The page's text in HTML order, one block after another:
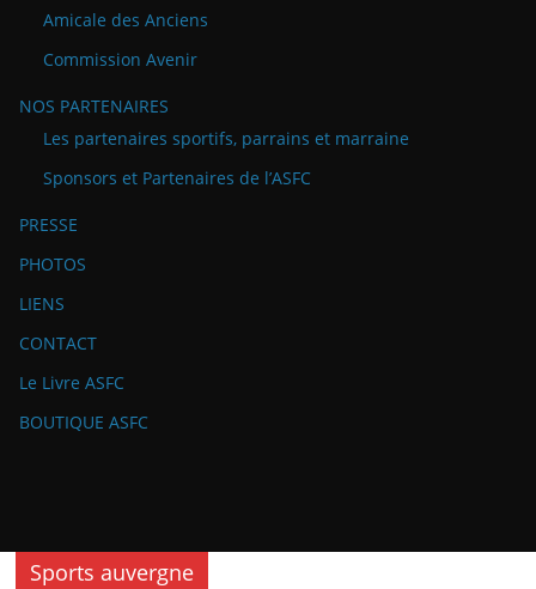
Amicale des Anciens
Commission Avenir
NOS PARTENAIRES
Les partenaires sportifs, parrains et marraine
Sponsors et Partenaires de l’ASFC
PRESSE
PHOTOS
LIENS
CONTACT
Le Livre ASFC
BOUTIQUE ASFC
Sports auvergne